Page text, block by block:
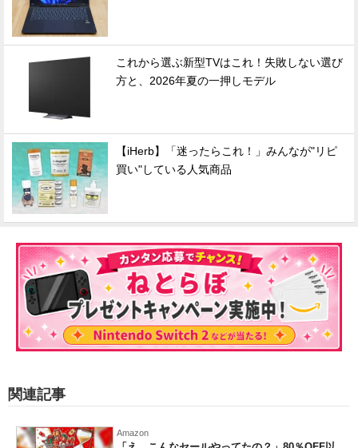
これから選ぶ新型TVはこれ！失敗しない選び
方と、2026年夏の一押しモデル
【iHerb】「迷ったらこれ！」みんなが"リピ
買い"している人気商品
関連記事
Amazon